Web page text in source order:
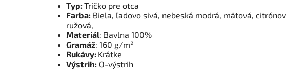
Typ: Tričko pre otca
Farba: Biela, ľadovo sivá, nebeská modrá, mätová,
ružová,
Materiál: Bavlna 100%
Gramáž: 160 g/m²
Rukávy: Krátke
Výstrih: O-výstrih